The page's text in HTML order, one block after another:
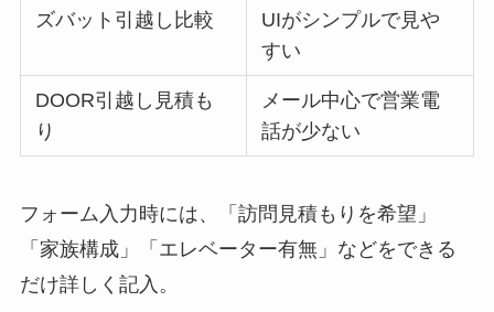
ズバット引越し比較
UIがシンプルで見や
すい
DOOR引越し見積も
り
メール中心で営業電
話が少ない
フォーム入力時には、「訪問見積もりを希望」
「家族構成」「エレベーター有無」などをできる
だけ詳しく記入。